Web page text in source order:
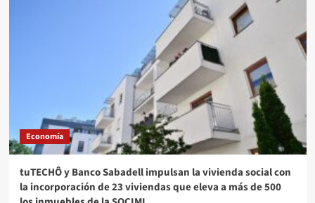
Economía
tuTECHÔ y Banco Sabadell impulsan la vivienda social con
la incorporación de 23 viviendas que eleva a más de 500